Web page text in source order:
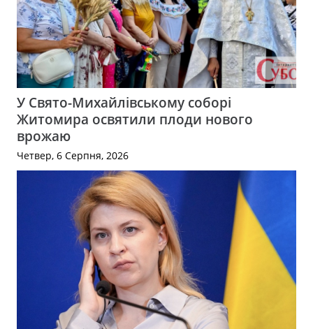
У Свято-Михайлівському соборі
Житомира освятили плоди нового
врожаю
Четвер, 6 Серпня, 2026